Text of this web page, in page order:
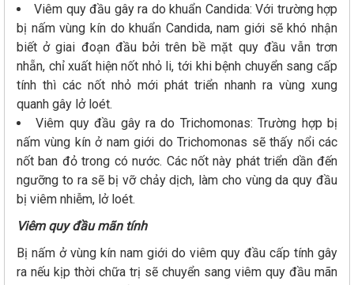
Viêm quy đầu gây ra do khuẩn Candida: Với trường hợp
bị nấm vùng kín do khuẩn Candida, nam giới sẽ khó nhận
biết ở giai đoạn đầu bởi trên bề mặt quy đầu vẫn trơn
nhẵn, chỉ xuất hiện nốt nhỏ li, tới khi bệnh chuyển sang cấp
tính thì các nốt nhỏ mới phát triển nhanh ra vùng xung
quanh gây lở loét.
Viêm quy đầu gây ra do Trichomonas: Trường hợp bị
nấm vùng kín ở nam giới do Trichomonas sẽ thấy nổi các
nốt ban đỏ trong có nước. Các nốt này phát triển dần đến
ngưỡng to ra sẽ bị vỡ chảy dịch, làm cho vùng da quy đầu
bị viêm nhiễm, lở loét.
Viêm quy đầu mãn tính
Bị nấm ở vùng kín nam giới do viêm quy đầu cấp tính gây
ra nếu kịp thời chữa trị sẽ chuyển sang viêm quy đầu mãn